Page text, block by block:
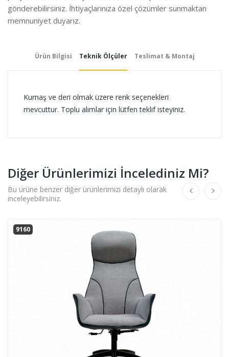
gönderebilirsiniz. İhtiyaçlarınıza özel çözümler sunmaktan
memnuniyet duyarız.
Ürün Bilgisi Teknik Ölçüler Teslimat & Montaj
Kumaş ve deri olmak üzere renk seçenekleri
mevcuttur. Toplu alımlar için lütfen teklif isteyiniz.
Diğer Ürünlerimizi İncelediniz Mi?
Bu ürüne benzer diğer ürünlerimizi detaylı olarak
inceleyebilirsiniz.
9160